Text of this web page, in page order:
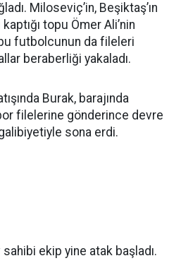
Miloseviç’in, Beşiktaş’ın
topu Ömer Ali’nin
futbolcunun da fileleri
beraberliği yakaladı.
Burak, barajında
filelerine gönderince devre
sona erdi.
sahibi ekip yine atak başladı.